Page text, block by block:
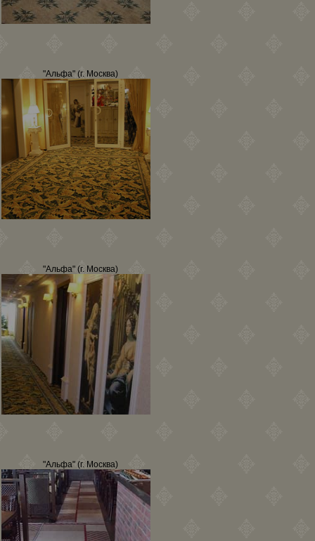
"Альфа" (г. Москва)
"Альфа" (г. Москва)
"Альфа" (г. Москва)